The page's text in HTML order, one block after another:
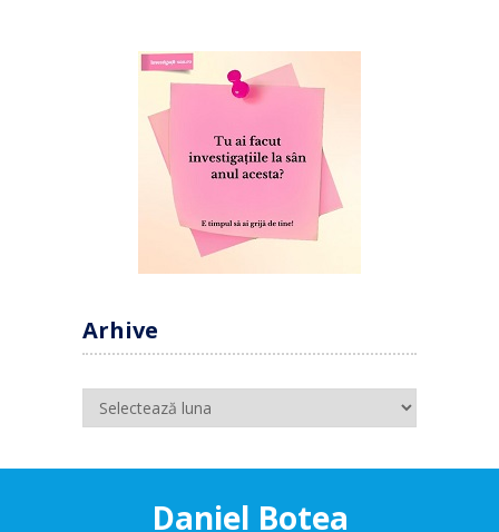
Arhive
Arhive
Daniel Botea